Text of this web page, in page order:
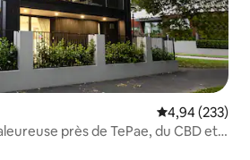
Évaluation
4,94 (233)
près de TePae, du CBD et